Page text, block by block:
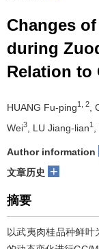
Changes
during
Relation to
HUANG Fu-ping1, 2 ,
Wei3 , LU Jiang-lian1
Author information
文章历史 +
摘要
以武夷肉桂品种鲜